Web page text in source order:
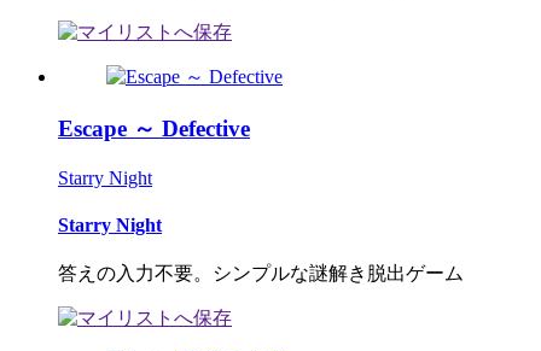
Escape ～ Defective
Starry Night
Starry Night
答えの入力不要。シンプルな謎解き脱出ゲーム